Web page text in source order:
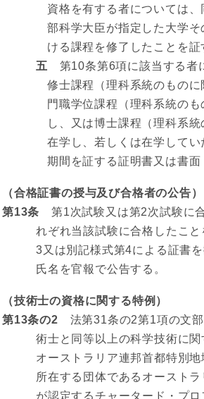
資格を有する者については
部科学大臣が指定した大学
ける課程を修了したことを
五 第10条第6項に該当する者
修士課程（理科系統のもの
門職学位課程（理科系統の
し、又は博士課程（理科系
在学し、若しくは在学して
期間を証する証明書又は書面
（合格証書の授与及び合格者の公告）
第13条 第1次試験又は第2次試験に
れぞれ当該試験に合格したこ
3又は別記様式第4による証書
氏名を官報で公告する。
（技術士の資格に関する特例）
第13条の2 法第31条の2第1項の文
術士と同等以上の科学技術に関
オーストラリア連邦首都特別
所在する団体であるオースト
が認定するチャータード・プ